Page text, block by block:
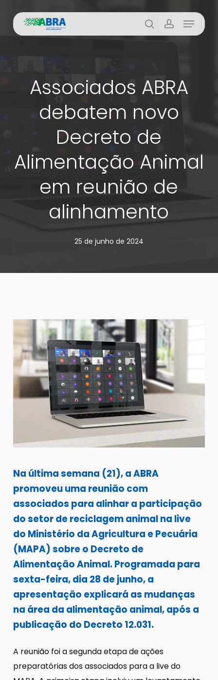
main
buscaaccount
Menu
Associados ABRA
debatem novo
Decreto de
Alimentação Animal
em reunião de
alinhamento
25 de junho de 2024
Na última semana (21), a ABRA
promoveu uma reunião com
associados para alinhar a participação
do setor de reciclagem animal na live
do Ministério da Agricultura e Pecuária
(MAPA) sobre o Decreto de
Alimentação Animal. Programada para
sexta-feira, dia 28 de junho, a
apresentação explicará as mudanças
na área da alimentação animal, após a
publicação do Decreto 12.031.
A reunião foi a segunda etapa de ações
preparatórias dos associados para a live do